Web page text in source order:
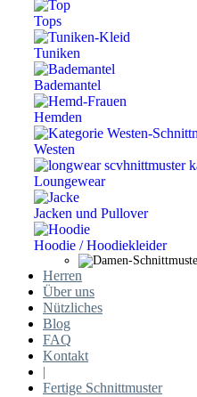
Tops
Tuniken
Bademantel
Hemden
Westen
Loungewear
Jacken und Pullover
Hoodie / Hoodiekleider
Herren
Über uns
Nützliches
Blog
FAQ
Kontakt
|
Fertige Schnittmuster